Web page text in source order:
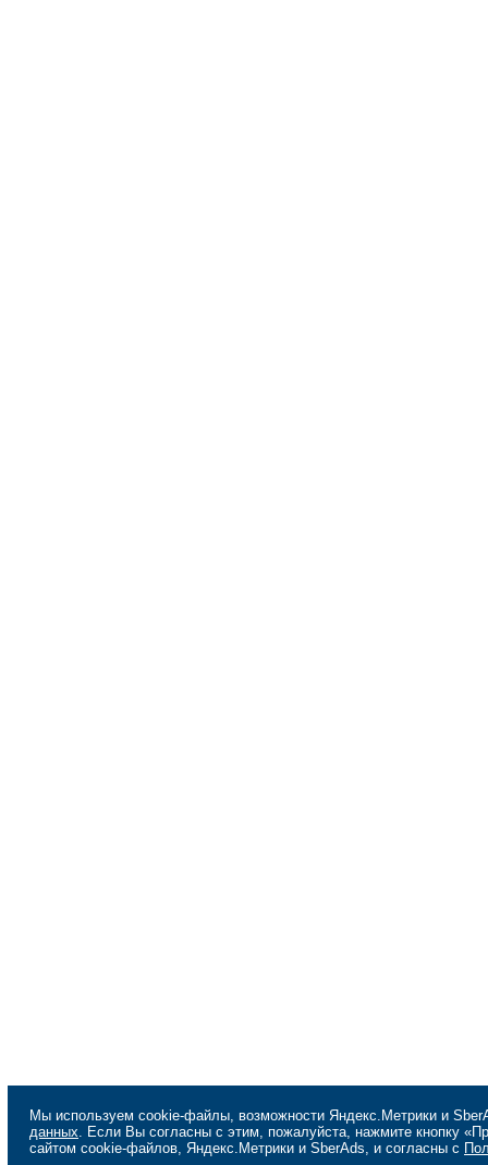
Мы используем cookie-файлы, возможности Яндекс.Метрики и
данных. Если Вы согласны с этим, пожалуйста, нажмите кнопку
сайтом cookie-файлов, Яндекс.Метрики и SberAds, и согласны с